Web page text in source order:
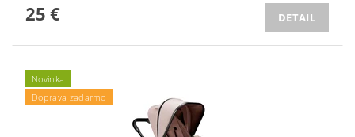
25 € DETAIL
Novinka
Doprava zadarmo